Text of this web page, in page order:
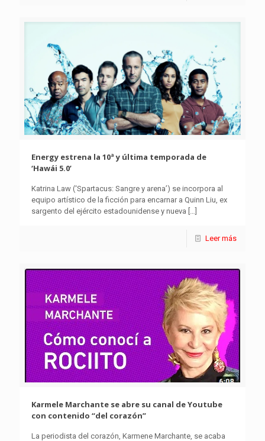
Energy estrena la 10ª y última temporada de
‘Hawái 5.0’
Katrina Law (‘Spartacus: Sangre y arena’) se incorpora al
equipo artístico de la ficción para encarnar a Quinn Liu, ex
sargento del ejército estadounidense y nueva […]
Leer más
Karmele Marchante se abre su canal de Youtube
con contenido “del corazón”
La periodista del corazón, Karmene Marchante, se acaba